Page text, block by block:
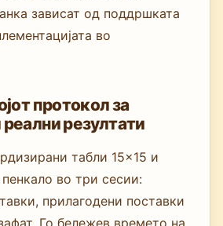
зависат од поддршката
во
протокол за
резултати
табли 15×15 и
во три сесии:
прилагодени поставки